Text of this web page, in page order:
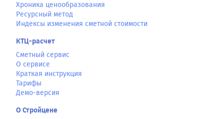
Хроника ценообразования
Ресурсный метод
Индексы изменения сметной стоимости
КТЦ-расчет
Сметный сервис
О сервисе
Краткая инструкция
Тарифы
Демо-версия
О Стройцене